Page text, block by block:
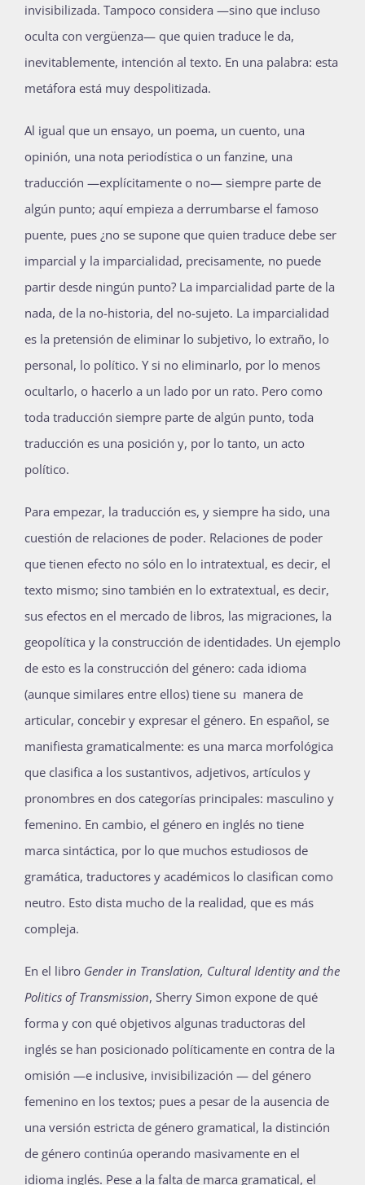
invisibilizada. Tampoco considera —sino que incluso
oculta con vergüenza— que quien traduce le da,
inevitablemente, intención al texto. En una palabra: esta
metáfora está muy despolitizada.
Al igual que un ensayo, un poema, un cuento, una
opinión, una nota periodística o un fanzine, una
traducción —explícitamente o no— siempre parte de
algún punto; aquí empieza a derrumbarse el famoso
puente, pues ¿no se supone que quien traduce debe ser
imparcial y la imparcialidad, precisamente, no puede
partir desde ningún punto? La imparcialidad parte de la
nada, de la no-historia, del no-sujeto. La imparcialidad
es la pretensión de eliminar lo subjetivo, lo extraño, lo
personal, lo político. Y si no eliminarlo, por lo menos
ocultarlo, o hacerlo a un lado por un rato. Pero como
toda traducción siempre parte de algún punto, toda
traducción es una posición y, por lo tanto, un acto
político.
Para empezar, la traducción es, y siempre ha sido, una
cuestión de relaciones de poder. Relaciones de poder
que tienen efecto no sólo en lo intratextual, es decir, el
texto mismo; sino también en lo extratextual, es decir,
sus efectos en el mercado de libros, las migraciones, la
geopolítica y la construcción de identidades. Un ejemplo
de esto es la construcción del género: cada idioma
(aunque similares entre ellos) tiene su manera de
articular, concebir y expresar el género. En español, se
manifiesta gramaticalmente: es una marca morfológica
que clasifica a los sustantivos, adjetivos, artículos y
pronombres en dos categorías principales: masculino y
femenino. En cambio, el género en inglés no tiene
marca sintáctica, por lo que muchos estudiosos de
gramática, traductores y académicos lo clasifican como
neutro. Esto dista mucho de la realidad, que es más
compleja.
En el libro Gender in Translation, Cultural Identity and the
Politics of Transmission, Sherry Simon expone de qué
forma y con qué objetivos algunas traductoras del
inglés se han posicionado políticamente en contra de la
omisión —e inclusive, invisibilización — del género
femenino en los textos; pues a pesar de la ausencia de
una versión estricta de género gramatical, la distinción
de género continúa operando masivamente en el
idioma inglés. Pese a la falta de marca gramatical, el